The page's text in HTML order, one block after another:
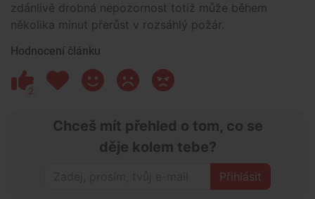
zdánlivě drobná nepozornost totiž může během
několika minut přerůst v rozsáhlý požár.
Hodnocení článku
2
Chceš mít přehled o tom, co se
děje kolem tebe?
Přihlásit